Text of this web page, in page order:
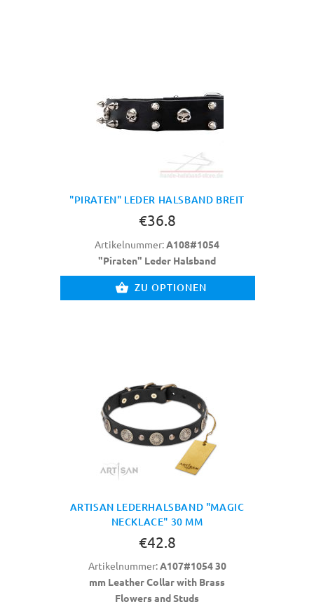
"PIRATEN" LEDER HALSBAND BREIT
€36.8
Artikelnummer: A108#1054
"Piraten" Leder Halsband
ZU OPTIONEN
ARTISAN LEDERHALSBAND "MAGIC
NECKLACE" 30 MM
€42.8
Artikelnummer:A107#1054 30
mm Leather Collar with Brass
Flowers and Studs